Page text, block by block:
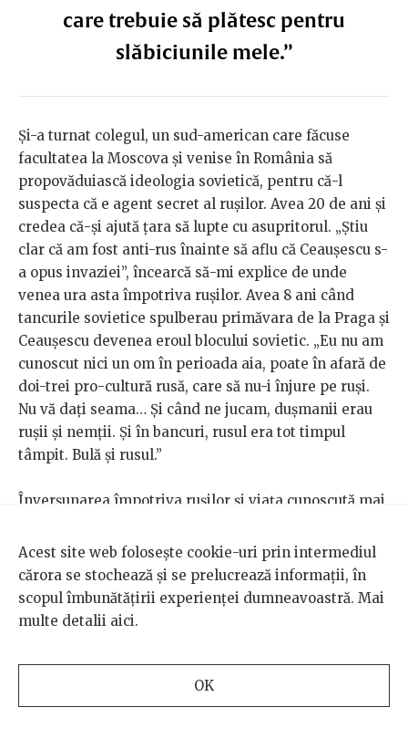
care trebuie să plătesc pentru
slăbiciunile mele.”
Și-a turnat colegul, un sud-american care făcuse
facultatea la Moscova și venise în România să
propovăduiască ideologia sovietică, pentru că-l
suspecta că e agent secret al rușilor. Avea 20 de ani și
credea că-și ajută țara să lupte cu asupritorul. „Știu
clar că am fost anti-rus înainte să aflu că Ceaușescu s-
a opus invaziei”, încearcă să-mi explice de unde
venea ura asta împotriva rușilor. Avea 8 ani când
tancurile sovietice spulberau primăvara de la Praga și
Ceaușescu devenea eroul blocului sovietic. „Eu nu am
cunoscut nici un om în perioada aia, poate în afară de
doi-trei pro-cultură rusă, care să nu-i înjure pe ruși.
Nu vă dați seama… Și când ne jucam, dușmanii erau
rușii și nemții. Și în bancuri, rusul era tot timpul
tâmpit. Bulă și rusul.”
Înverșunarea împotriva rușilor și viața cunoscută mai
studentul în anul I să pice în plasa securistului din
facultate. S-a gândit, îmi spune, că o să-l lase să scape
doar cu demascarea inamicului sovietic.
„Eu am crezut că mă fac spion și m-am
trezit într-un joc pe care nu l-am mai
Acest site web folosește cookie-uri prin intermediul
cărora se stochează și se prelucrează informații, în
scopul îmbunătățirii experienței dumneavoastră. Mai
multe detalii aici.
OK